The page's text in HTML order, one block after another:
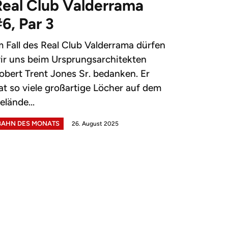
Club Valderrama
Par 3
Fall des Real Club Valderrama dürfen
uns beim Ursprungsarchitekten
Trent Jones Sr. bedanken. Er
so viele großartige Löcher auf dem
DES MONATS 26. August 2025